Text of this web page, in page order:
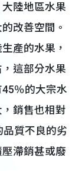
陸地區水果
改善空間。
產的水果，
這部分水果
％的大宗水
銷售也相對
質不良的劣
滯銷甚或廢